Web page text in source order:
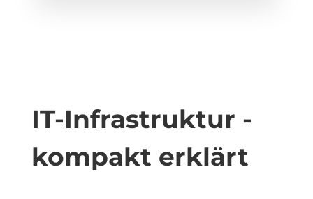
IT-Infrastruktur -
kompakt erklärt